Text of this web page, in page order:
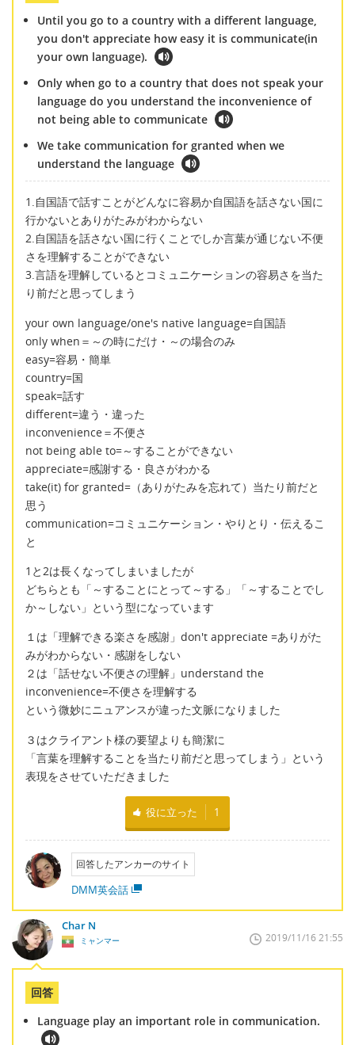
Until you go to a country with a different language,
you don't appreciate how easy it is communicate(in
your own language).
Only when go to a country that does not speak your
language do you understand the inconvenience of
not being able to communicate
We take communication for granted when we
understand the language
1.自国語で話すことがどんなに容易か自国語を話さない国に
行かないとありがたみがわからない
2.自国語を話さない国に行くことでしか言葉が通じない不便
さを理解することができない
3.言語を理解しているとコミュニケーションの容易さを当た
り前だと思ってしまう
your own language/one's native language=自国語
only when＝～の時にだけ・～の場合のみ
easy=容易・簡単
country=国
speak=話す
different=違う・違った
inconvenience＝不便さ
not being able to=～することができない
appreciate=感謝する・良さがわかる
take(it) for granted=（ありがたみを忘れて）当たり前だと
思う
communication=コミュニケーション・やりとり・伝えるこ
と
1と2は長くなってしまいましたが
どちらとも「～することにとって～する」「～することでし
か～しない」という型になっています
１は「理解できる楽さを感謝」don't appreciate =ありがた
みがわからない・感謝をしない
２は「話せない不便さの理解」understand the
inconvenience=不便さを理解する
という微妙にニュアンスが違った文脈になりました
３はクライアント様の要望よりも簡潔に
「言葉を理解することを当たり前だと思ってしまう」という
表現をさせていただきました
役に立った 1
回答したアンカーのサイト
DMM英会話
Char N
ミャンマー 2019/11/16 21:55
回答
Language play an important role in communication.